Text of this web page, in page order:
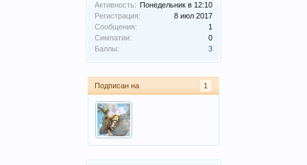
Активность: Понедельник в 12:10
Регистрация:
8 июл 2017
Сообщения:
1
Симпатии:
0
Баллы:
3
Подписан на 1